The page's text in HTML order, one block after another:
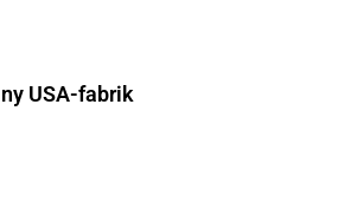
USA-fabrik